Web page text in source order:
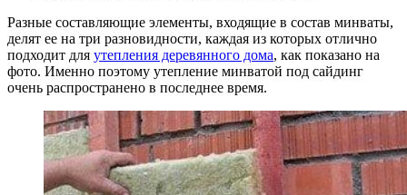
Разные составляющие элементы, входящие в состав минваты,
делят ее на три разновидности, каждая из которых отлично
подходит для утепления деревянного дома, как показано на
фото. Именно поэтому утепление минватой под сайдинг
очень распространено в последнее время.